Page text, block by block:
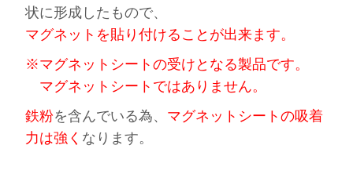
状に形成したもので、
マグネットを貼り付けることが出来ます。
※マグネットシートの受けとなる製品です。
マグネットシートではありません。
鉄粉を含んでいる為、 マグネットシートの吸着
力は強く なります。